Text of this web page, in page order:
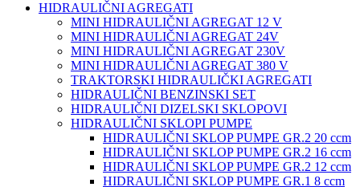
HIDRAULIČNI AGREGATI
MINI HIDRAULIČNI AGREGAT 12 V
MINI HIDRAULIČNI AGREGAT 24V
MINI HIDRAULIČNI AGREGAT 230V
MINI HIDRAULIČNI AGREGAT 380 V
TRAKTORSKI HIDRAULIČKI AGREGATI
HIDRAULIČNI BENZINSKI SET
HIDRAULIČNI DIZELSKI SKLOPOVI
HIDRAULIČNI SKLOPI PUMPE
HIDRAULIČNI SKLOP PUMPE GR.2 20 ccm
HIDRAULIČNI SKLOP PUMPE GR.2 16 ccm
HIDRAULIČNI SKLOP PUMPE GR.2 12 ccm
HIDRAULIČNI SKLOP PUMPE GR.1 8 ccm